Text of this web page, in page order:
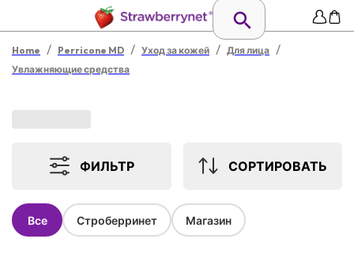
Home / Perricone MD / Уход за кожей / Для лица /
Увлажняющие средства
ФИЛЬТР СОРТИРОВАТЬ
Все Строберринет Магазин